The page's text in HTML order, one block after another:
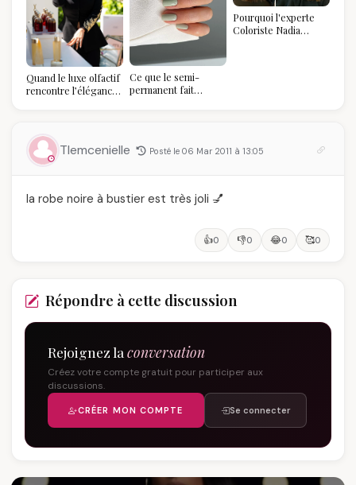
Quand le luxe olfactif
rencontre l’élégance
temps
Ce que le semi-
permanent fait
Pourquoi l'experte
Coloriste Nadia
Tlemcenielle Posté le 06 Mar 2011 à 13:05
la robe noire à bustier est très joli 💅
👍0 👎0 😂0 🥰0
Répondre à cette discussion
Rejoignez la conversation
Créez votre compte gratuit pour participer aux
discussions.
CRÉER MON COMPTE Se connecter